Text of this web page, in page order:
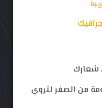
شعارك
من الصفر لتروي